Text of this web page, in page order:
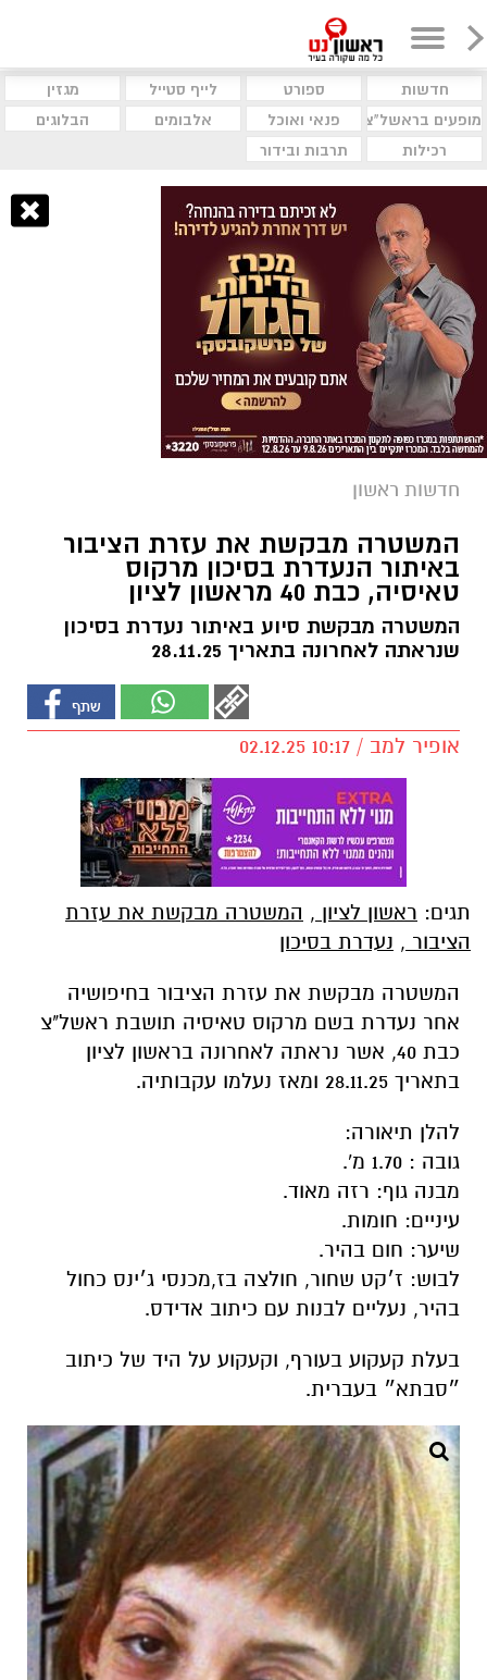
חדשות ספורט לייף סטייל
מגזין
מופעים בראשל"צ
פנאי ואוכל אלבומים
הבלוגים
רכילות
תרבות ובידור
חדשות ראשון
המשטרה מבקשת את עזרת הציבור
באיתור הנעדרת בסיכון מרקוס
טאיסיה, כבת 40 מראשון לציון
המשטרה מבקשת סיוע באיתור נעדרת בסיכון
שנראתה לאחרונה בתאריך 28.11.25
אופיר למב / 10:17 02.12.25
תגים: ראשון לציון , המשטרה מבקשת את עזרת
הציבור , נעדרת בסיכון
המשטרה מבקשת את עזרת הציבור בחיפושיה
אחר נעדרת בשם מרקוס טאיסיה תושבת ראשל"צ
כבת 40, אשר נראתה לאחרונה בראשון לציון
בתאריך 28.11.25 ומאז נעלמו עקבותיה
.
להלן תיאורה:
גובה : 1.70 מ
'.
מבנה גוף: רזה מאוד.
עיניים: חומות.
שיער: חום בהיר.
לבוש: ז׳קט שחור, חולצה בז,מכנסי ג׳ינס כחול
בהיר, נעליים לבנות עם כיתוב אדידס.
בעלת קעקוע בעורף, וקעקוע על היד של כיתוב
״סבתא״ בעברית.